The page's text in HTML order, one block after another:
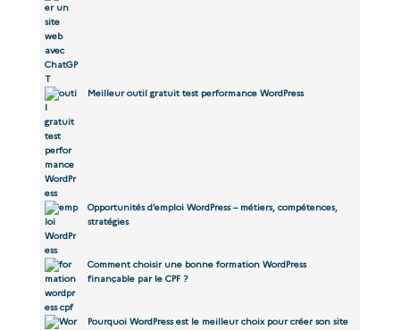
Meilleur outil gratuit test performance WordPress
Opportunités d’emploi WordPress – métiers, compétences,
stratégies
Comment choisir une bonne formation WordPress
finançable par le CPF ?
Pourquoi WordPress est le meilleur choix pour créer son site